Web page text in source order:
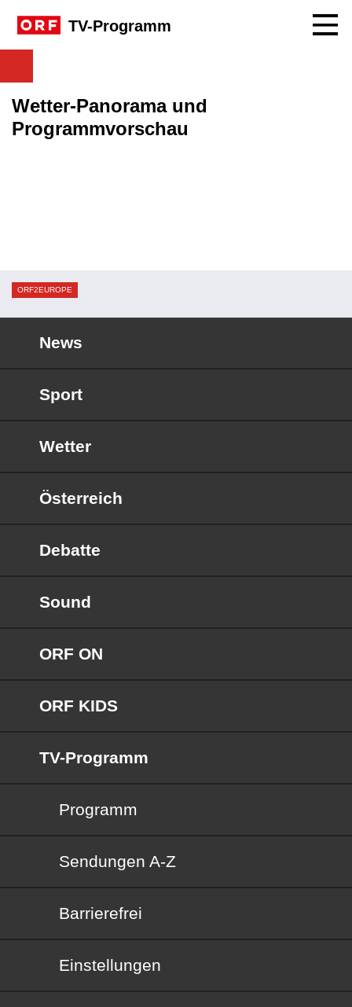
TV-Programm
Wetter-Panorama und
Programmvorschau
ORF2EUROPE
News
Sport
Wetter
Österreich
Debatte
Sound
ORF ON
ORF KIDS
TV-Programm
Programm
Sendungen von A bis Z
Sendungen A-Z
Barrierefrei
Barrierefrei
Einstellungen